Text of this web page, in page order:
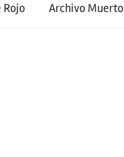
Archivo Muerto